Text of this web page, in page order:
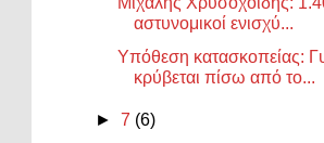
αστυνομικοί ενισχύ...
Υπόθεση κατασκοπείας:
κρύβεται πίσω από το...
►7 (6)